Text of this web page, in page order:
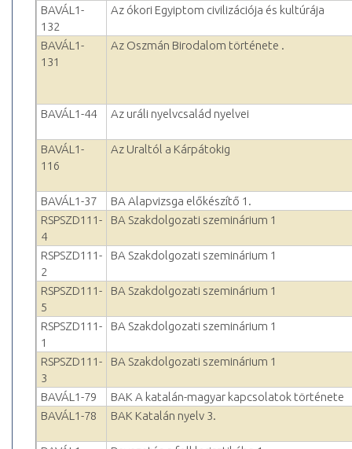
BAVÁL1-
132
Az ókori Egyiptom civilizációja és kultúrája
BAVÁL1-
131
Az Oszmán Birodalom története .
BAVÁL1-44 Az uráli nyelvcsalád nyelvei
BAVÁL1-
116
Az Uraltól a Kárpátokig
BAVÁL1-37
BA Alapvizsga előkészítő 1.
RSPSZD111-
4
BA Szakdolgozati szeminárium 1
RSPSZD111-
2
BA Szakdolgozati szeminárium 1
RSPSZD111-
5
BA Szakdolgozati szeminárium 1
RSPSZD111-
1
BA Szakdolgozati szeminárium 1
RSPSZD111-
3
BA Szakdolgozati szeminárium 1
BAVÁL1-79
BAK A katalán-magyar kapcsolatok története
BAVÁL1-78
BAK Katalán nyelv 3.